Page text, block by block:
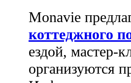
Monavie
коттеджного
ездой, мастер-
организуются